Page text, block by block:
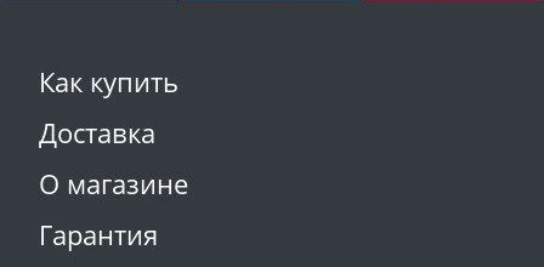
Как купить
Доставка
О магазине
Гарантия